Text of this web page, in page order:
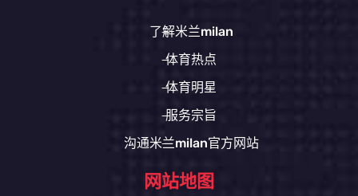
了解米兰milan
体育热点
体育明星
服务宗旨
沟通米兰milan官方网站
网站地图